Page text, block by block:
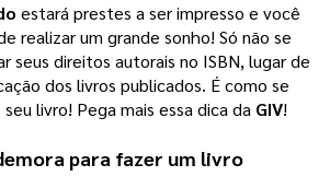
estará prestes a ser impresso e você
realizar um grande sonho! Só não se
seus direitos autorais no ISBN, lugar de
dos livros publicados. É como se
livro! Pega mais essa dica da GIV!
para fazer um livro